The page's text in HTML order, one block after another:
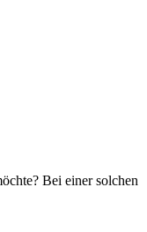
Bei einer solchen